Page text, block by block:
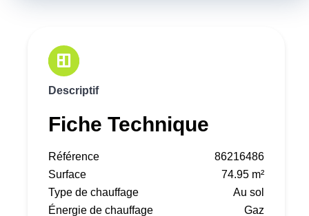
Descriptif
Fiche Technique
Référence
86216486
Surface
74.95 m²
Type de chauffage
Au sol
Énergie de chauffage
Gaz